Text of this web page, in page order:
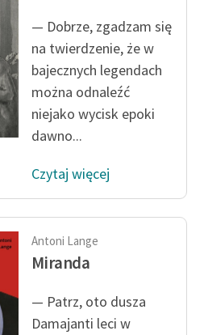
— Dobrze, zgadzam się
na twierdzenie, że w
bajecznych legendach
można odnaleźć
niejako wycisk epoki
dawno...
Czytaj więcej
Antoni Lange
Miranda
— Patrz, oto dusza
Damajanti leci w